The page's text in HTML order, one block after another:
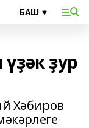
ҙур
Хәбиров